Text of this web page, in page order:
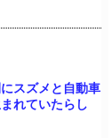
スズメと自動車
れていたらし